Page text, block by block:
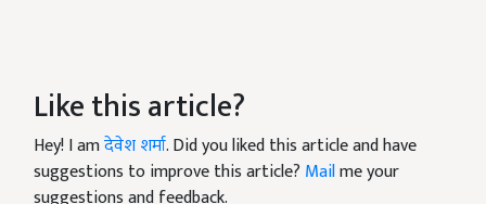
Like this article?
Hey! I amदेवेश शर्मा. Did you liked this article and have
suggestions to improve this article? Mailme your